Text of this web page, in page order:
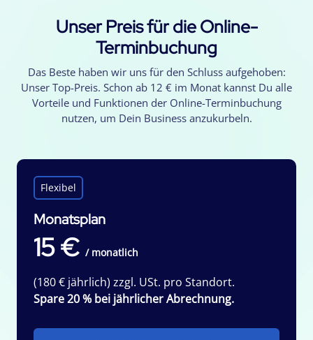
Unser Preis für die Online-
Terminbuchung
Das Beste haben wir uns für den Schluss aufgehoben:
Unser Top-Preis. Schon ab 12 € im Monat kannst Du alle
Vorteile und Funktionen der Online-Terminbuchung
nutzen, um Dein Business anzukurbeln.
Flexibel
Monatsplan
15 € / monatlich
(180 € jährlich) zzgl. USt. pro Standort.
Spare 20 % bei jährlicher Abrechnung.